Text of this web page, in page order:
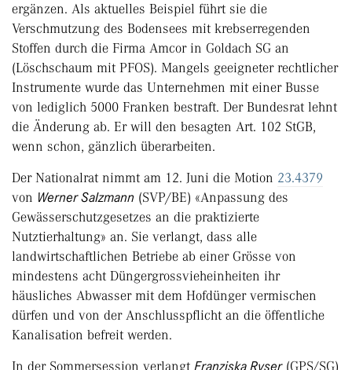
ergänzen. Als aktuelles Beispiel führt sie die
Verschmutzung des Bodensees mit krebserregenden
Stoffen durch die Firma Amcor in Goldach SG an
(Löschschaum mit PFOS). Mangels geeigneter rechtlicher
Instrumente wurde das Unternehmen mit einer Busse
von lediglich 5000 Franken bestraft. Der Bundesrat lehnt
die Änderung ab. Er will den besagten Art. 102 StGB,
wenn schon, gänzlich überarbeiten.
Der Nationalrat nimmt am 12. Juni die Motion 23.4379
von Werner Salzmann (SVP/BE) «Anpassung des
Gewässerschutzgesetzes an die praktizierte
Nutztierhaltung» an. Sie verlangt, dass alle
landwirtschaftlichen Betriebe ab einer Grösse von
mindestens acht Düngergrossvieheinheiten ihr
häusliches Abwasser mit dem Hofdünger vermischen
dürfen und von der Anschlusspflicht an die öffentliche
Kanalisation befreit werden.
In der Sommersession verlangt Franziska Ryser(GPS/SG)